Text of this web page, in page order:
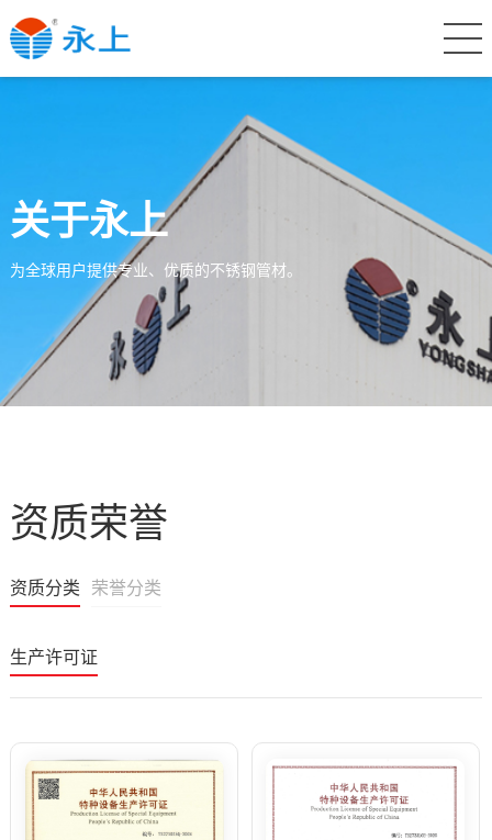
关于永上
为全球用户提供专业、优质的不锈钢管材。
资质荣誉
资质分类 荣誉分类
生产许可证